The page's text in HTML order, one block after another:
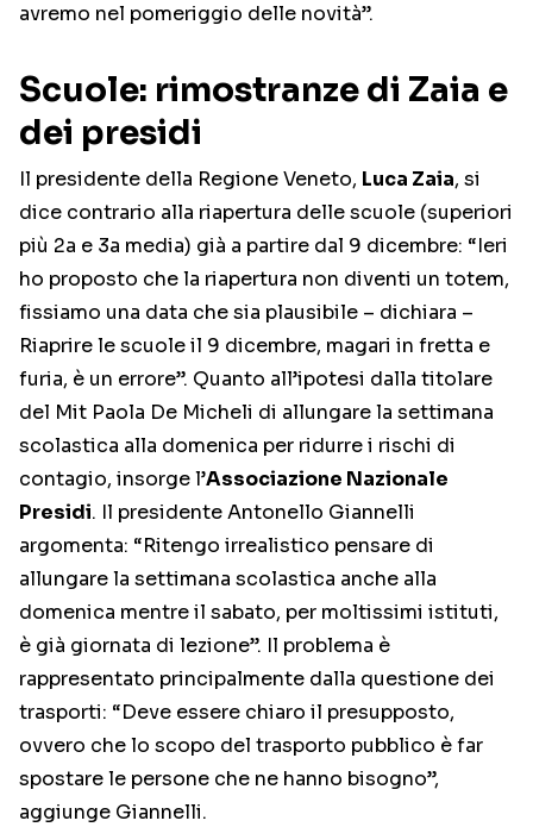
avremo nel pomeriggio delle novità”.
Scuole: rimostranze di Zaia e
dei presidi
Il presidente della Regione Veneto, Luca Zaia, si
dice contrario alla riapertura delle scuole (superiori
più 2a e 3a media) già a partire dal 9 dicembre: “Ieri
ho proposto che la riapertura non diventi un totem,
fissiamo una data che sia plausibile – dichiara –
Riaprire le scuole il 9 dicembre, magari in fretta e
furia, è un errore”. Quanto all’ipotesi dalla titolare
del Mit Paola De Micheli di allungare la settimana
scolastica alla domenica per ridurre i rischi di
contagio, insorge l’Associazione Nazionale
Presidi. Il presidente Antonello Giannelli
argomenta: “Ritengo irrealistico pensare di
allungare la settimana scolastica anche alla
domenica mentre il sabato, per moltissimi istituti,
è già giornata di lezione”. Il problema è
rappresentato principalmente dalla questione dei
trasporti: “Deve essere chiaro il presupposto,
ovvero che lo scopo del trasporto pubblico è far
spostare le persone che ne hanno bisogno”,
aggiunge Giannelli.